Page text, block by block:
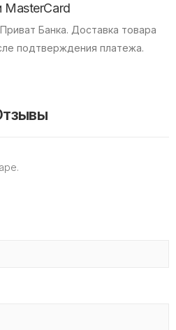
MasterCard
Банка. Доставка товара
подтверждения платежа.